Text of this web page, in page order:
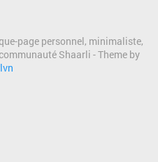
page personnel, minimaliste,
Shaarli - Theme by